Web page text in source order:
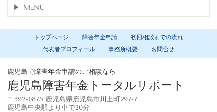
MENU
トップページ 障害年金申請
初回相談までの流れ
代表者プロフィール
事務所概要 お問合せ
鹿児島で障害年金申請のご相談なら
鹿児島障害年金トータルサポート
〒892-0875 鹿児島県鹿児島市川上町297-7
鹿児島中央駅より車で20分